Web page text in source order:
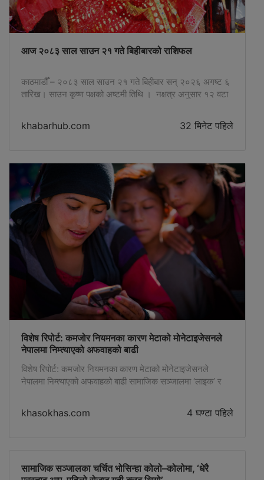
आज २०८३ साल साउन २१ गते बिहीबारको राशिफल
काठमाडौँ – २०८३ साल साउन २१ गते बिहीबार सन् २०२६ अगष्ट ६
तारिख। साउन कृष्ण पक्षको अष्टमी तिथि । नक्षत्र अनुसार १२ वटा
राखिन्छ। त्यही आधारमा व्यक्तिको दैनिकीको विषयमा भविष्यवाणी हुन्छ।
खबरहबका लागि ज्योतिष पण्डित सूर्यनाथ लुइटेलले तयार पार्नुभएको
khabarhub.com 32 मिनेट पहिले
विशेष रिपोर्ट: कमजोर नियमनका कारण मेटाको मोनेटाइजेसनले
नेपालमा निम्त्याएको अफवाहको बाढी
विशेष रिपोर्ट: कमजोर नियमनका कारण मेटाको मोनेटाइजेसनले
नेपालमा निम्त्याएको अफवाहको बाढी सामाजिक सञ्जालमा ‘लाइक’ र
माध्यम बनेको छ । फेसबुक, युट्युब र टिकटकजस्ता प्लेटफर्महरूमा
‘मोनिटाइजेशन’ सहज बनेपछि भ्युज बटुल्ने होडबाजी तीव्र छ ।
khasokhas.com 4 घण्टा पहिले
सामाजिक सञ्जालका चर्चित भोसिन्हा कोलो–कोलोमा, ‘धेरै